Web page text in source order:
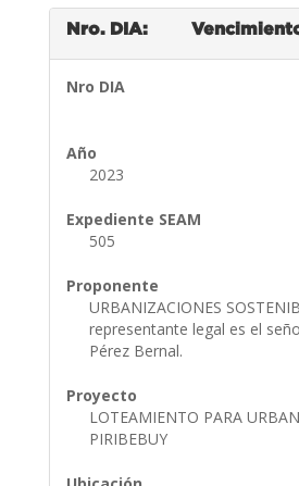
Nro. DIA:
Nro DIA
Año
2023
Expediente SEAM
505
Proponente
URBANIZACIONES
representante legal es el
Pérez Bernal.
Proyecto
LOTEAMIENTO PARA
PIRIBEBUY